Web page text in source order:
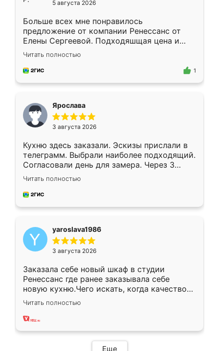
5 августа 2026
Больше всех мне понравилось
предложение от компании Ренессанс от
Елены Сергеевой. Подходяшщая цена и
короткие сроки изготовления. Приехавший
для замера сотрудник Владислав
предложил по моему эскизу самый
Читать полностью
1
Ярослава
3 августа 2026
Кухню здесь заказали. Эскизы прислали в
телеграмм. Выбрали наиболее подходящий.
Согласовали день для замера. Через 3
недели кухня была уже готова. Остались
довольны работой. Спасибо Ренессанс
мебель за качественную работу!
Читать полностью
yaroslava1986
3 августа 2026
Заказала себе новый шкаф в студии
Ренессанс где ранее заказывала себе
новую кухню.Чего искать, когда качеством
вполне довольна. Служит кухня уже почти
два года, нареканий нет.
Читать полностью
Еще